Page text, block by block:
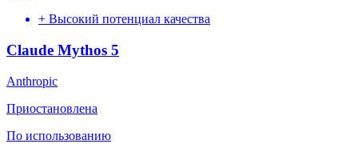
+ Высокий потенциал качества
Claude Mythos 5
Anthropic
Приостановлена
По использованию